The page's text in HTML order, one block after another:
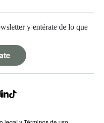
y entérate de lo que